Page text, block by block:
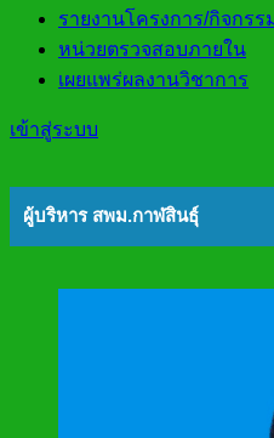
รายงานโครงการ/กิจกรร
หน่วยตรวจสอบภายใน
เผยแพร่ผลงานวิชาการ
เข้าสู่ระบบ
ผู้บริหาร สพม.กาฬสินธุ์